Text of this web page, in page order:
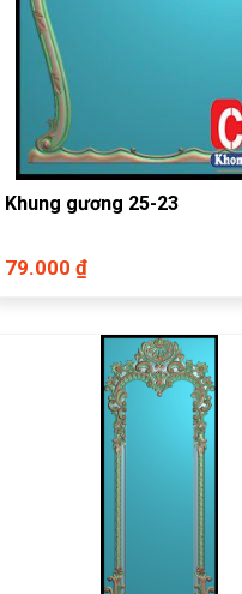
Khung gương 25-23
79.000 ₫